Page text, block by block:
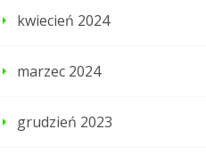
kwiecień 2024
marzec 2024
grudzień 2023